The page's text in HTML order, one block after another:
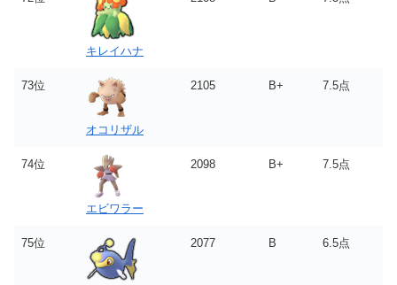
キレイハナ
73位
オコリザル
2105 B+ 7.5点
74位
エビワラー
2098 B+ 7.5点
75位 2077 B 6.5点